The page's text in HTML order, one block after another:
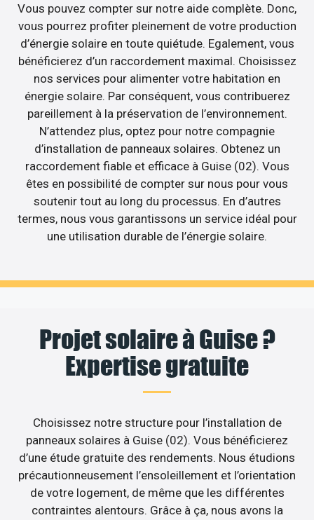
Vous pouvez compter sur notre aide complète. Donc,
vous pourrez profiter pleinement de votre production
d’énergie solaire en toute quiétude. Egalement, vous
bénéficierez d’un raccordement maximal. Choisissez
nos services pour alimenter votre habitation en
énergie solaire. Par conséquent, vous contribuerez
pareillement à la préservation de l’environnement.
N’attendez plus, optez pour notre compagnie
d’installation de panneaux solaires. Obtenez un
raccordement fiable et efficace à Guise (02). Vous
êtes en possibilité de compter sur nous pour vous
soutenir tout au long du processus. En d’autres
termes, nous vous garantissons un service idéal pour
une utilisation durable de l’énergie solaire.
Projet solaire à Guise ?
Expertise gratuite
Choisissez notre structure pour l’installation de
panneaux solaires à Guise (02). Vous bénéficierez
d’une étude gratuite des rendements. Nous étudions
précautionneusement l’ensoleillement et l’orientation
de votre logement, de même que les différentes
contraintes alentours. Grâce à ça, nous avons la